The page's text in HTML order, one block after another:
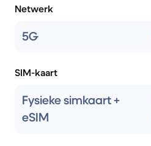
Netwerk
5G
SIM-kaart
Fysieke simkaart +
eSIM